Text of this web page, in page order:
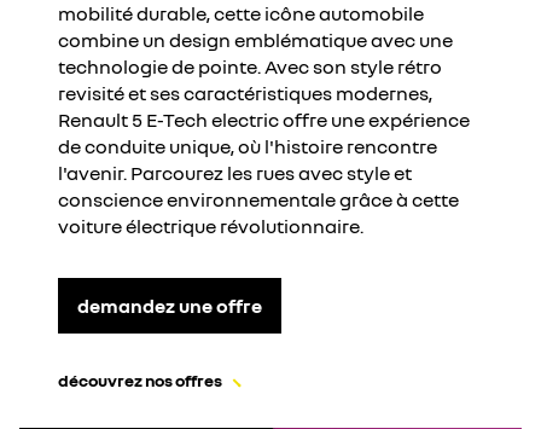
mobilité durable, cette icône automobile
combine un design emblématique avec une
technologie de pointe. Avec son style rétro
revisité et ses caractéristiques modernes,
Renault 5 E-Tech electric offre une expérience
de conduite unique, où l'histoire rencontre
l'avenir. Parcourez les rues avec style et
conscience environnementale grâce à cette
voiture électrique révolutionnaire.
demandez une offre
découvrez nos offres